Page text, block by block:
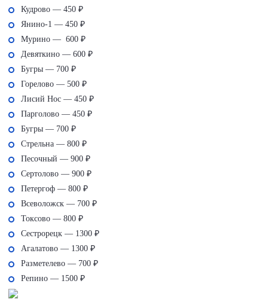
Кудрово — 450 ₽
Янино-1 — 450 ₽
Мурино — 600 ₽
Девяткино — 600 ₽
Бугры — 700 ₽
Горелово — 500 ₽
Лисий Нос — 450 ₽
Парголово — 450 ₽
Бугры — 700 ₽
Стрельна — 800 ₽
Песочный — 900 ₽
Сертолово — 900 ₽
Петергоф — 800 ₽
Всеволожск — 700 ₽
Токсово — 800 ₽
Сестрорецк — 1300 ₽
Агалатово — 1300 ₽
Разметелево — 700 ₽
Репино — 1500 ₽